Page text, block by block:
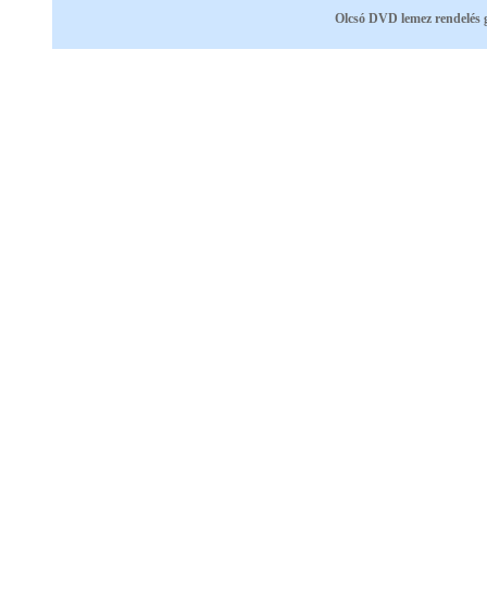
Olcsó DVD lemez